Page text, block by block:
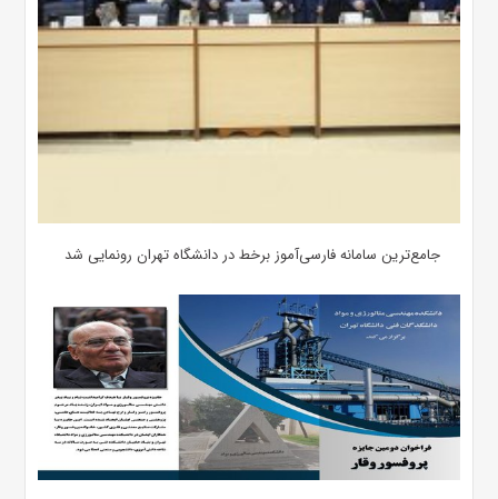
جامع‌ترین سامانه فارسی‌آموز برخط در دانشگاه تهران رونمایی شد